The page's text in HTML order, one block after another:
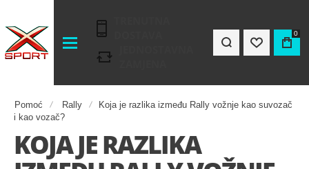
0
Pomoć Rally
Koja je razlika između Rally vožnje kao suvozač
i kao vozač?
KOJA JE RAZLIKA